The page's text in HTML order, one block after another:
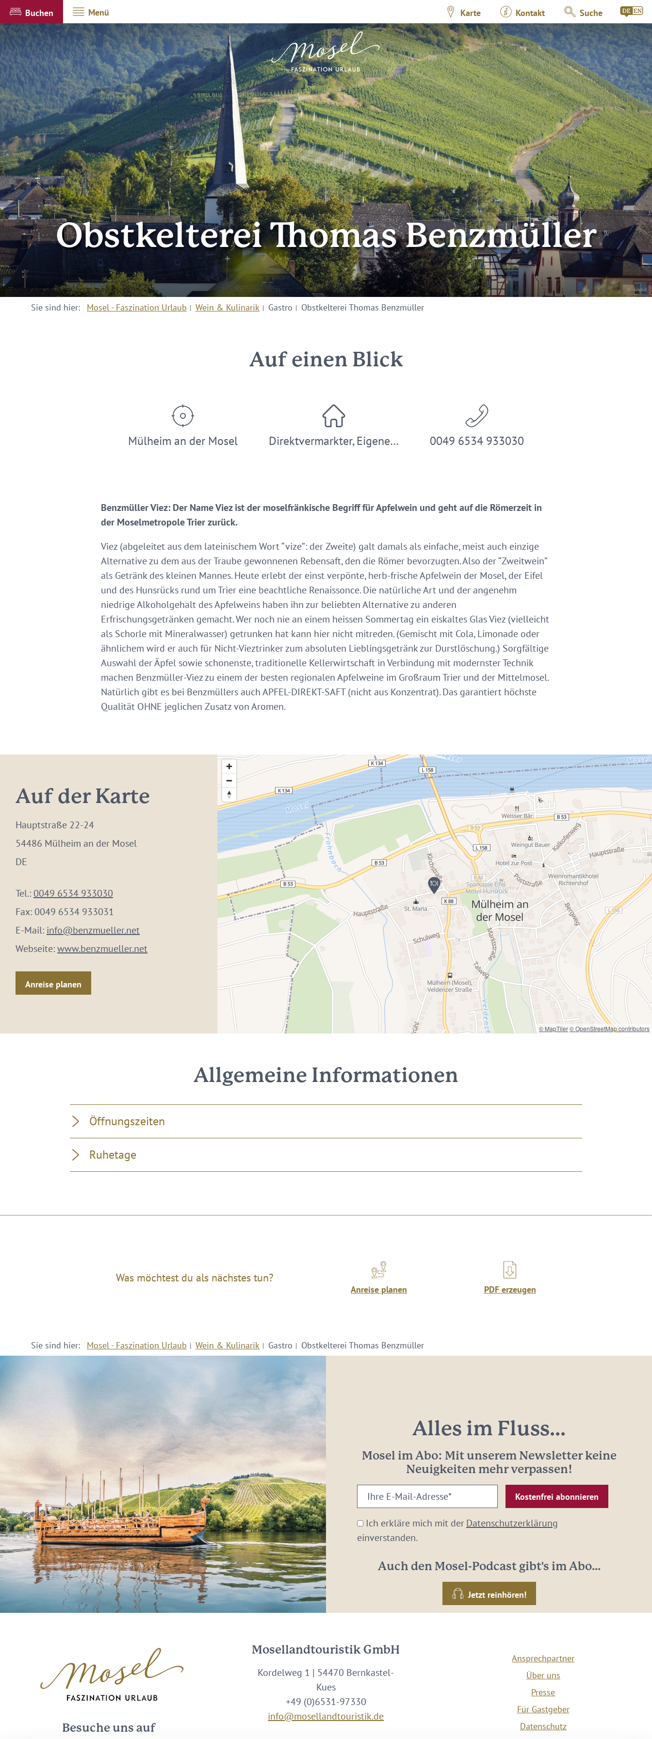
Buchen Menü Karte Kontakt Suche
© Arnoldi
Obstkelterei Thomas Benzmüller
Sie sind hier: Mosel - Faszination Urlaub Wein & Kulinarik Gastro Obstkelterei Thomas Benzmüller
Auf einen Blick
Mülheim an der Mosel Direktvermarkter, Eigene… 0049 6534 933030
Benzmüller Viez: Der Name Viez ist der moselfränkische Begriff für Apfelwein und geht auf die Römerzeit in
der Moselmetropole Trier zurück.
Viez (abgeleitet aus dem lateinischem Wort “vize”: der Zweite) galt damals als einfache, meist auch einzige
Alternative zu dem aus der Traube gewonnenen Rebensaft, den die Römer bevorzugten. Also der “Zweitwein”
als Getränk des kleinen Mannes. Heute erlebt der einst verpönte, herb-frische Apfelwein der Mosel, der Eifel
und des Hunsrücks rund um Trier eine beachtliche Renaissonce. Die natürliche Art und der angenehm
niedrige Alkoholgehalt des Apfelweins haben ihn zur beliebten Alternative zu anderen
Erfrischungsgetränken gemacht. Wer noch nie an einem heissen Sommertag ein eiskaltes Glas Viez (vielleicht
als Schorle mit Mineralwasser) getrunken hat kann hier nicht mitreden. (Gemischt mit Cola, Limonade oder
ähnlichem wird er auch für Nicht-Vieztrinker zum absoluten Lieblingsgetränk zur Durstlöschung.) Sorgfältige
Auswahl der Äpfel sowie schonenste, traditionelle Kellerwirtschaft in Verbindung mit modernster Technik
machen Benzmüller-Viez zu einem der besten regionalen Apfelweine im Großraum Trier und der Mittelmosel.
Natürlich gibt es bei Benzmüllers auch APFEL-DIREKT-SAFT (nicht aus Konzentrat). Das garantiert höchste
Qualität OHNE jeglichen Zusatz von Aromen.
Auf der Karte
Hauptstraße 22-24
54486 Mülheim an der Mosel
DE
Tel.: 0049 6534 933030
Fax: 0049 6534 933031
E-Mail: info@benzmueller.net
Webseite:www.benzmueller.net
Anreise planen
© MapTiler© OpenStreetMap contributors
Allgemeine Informationen
Öffnungszeiten
Ruhetage
Was möchtest du als nächstes tun?
Anreise planen PDF erzeugen
Sie sind hier: Mosel - Faszination Urlaub Wein & Kulinarik Gastro Obstkelterei Thomas Benzmüller
Alles im Fluss...
Mosel im Abo: Mit unserem Newsletter keine
Neuigkeiten mehr verpassen!
Ihre
E-
Mail-
Adresse:
Ich erkläre mich mit derDatenschutzerklärung
einverstanden.
Auch den Mosel-Podcast gibt's im Abo...
Jetzt reinhören!
Besuche uns auf
Mosellandtouristik GmbH
Kordelweg 1 | 54470 Bernkastel-
Kues
+49 (0)6531-97330
info@mosellandtouristik.de
Ansprechpartner
Über uns
Presse
Für Gastgeber
Datenschutz